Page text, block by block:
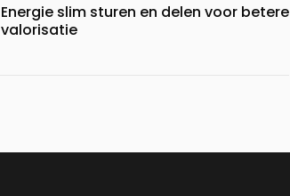
Energie slim sturen en delen voor betere
valorisatie